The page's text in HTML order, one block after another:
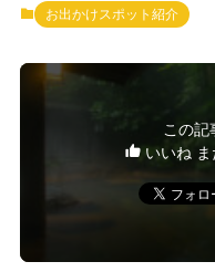
お出かけスポット紹介
この記
いいね ま